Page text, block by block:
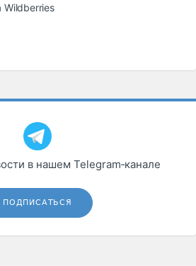
Wildberries
в нашем Telegram‑канале
ПОДПИСАТЬСЯ